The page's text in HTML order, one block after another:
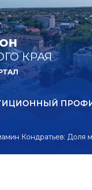
КРАЯ
Кондратьев: Доля